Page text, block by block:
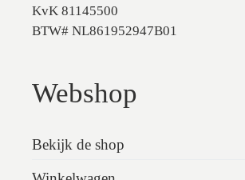
KvK 81145500
BTW# NL861952947B01
Webshop
Bekijk de shop